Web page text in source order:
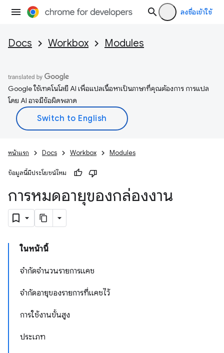
ลงชื่อเข้าใช้
Docs Workbox Modules
Google ใช้เทคโนโลยี AI เพื่อแปลเนื้อหาเป็นภาษาที่คุณต้องการ การแปล
โดย AI อาจมีข้อผิดพลาด
หน้าแรก Docs Workbox Modules
ข้อมูลนี้มีประโยชน์ไหม
การหมดอายุของกล่องงาน
ในหน้านี้
จำกัดจำนวนรายการแคช
จำกัดอายุของรายการที่แคชไว้
การใช้งานขั้นสูง
ประเภท